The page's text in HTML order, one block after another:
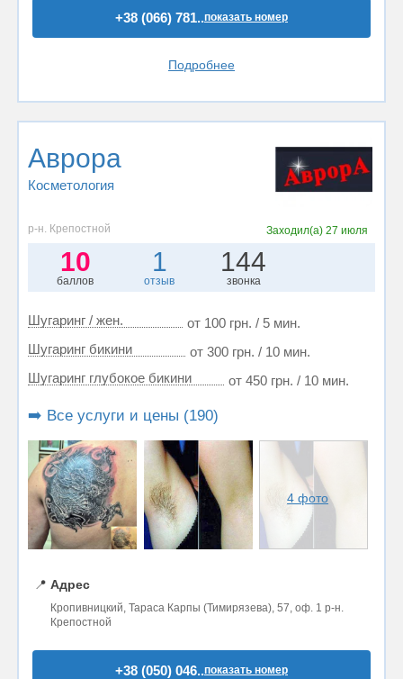
+38 (066) 781..показать номер
Подробнее
Аврора
Косметология
р-н. Крепостной Заходил(а)27 июля
10
баллов
1
отзыв
144
звонка
Шугаринг / жен.
от 100 грн. / 5 мин.
Шугаринг бикини
от 300 грн. / 10 мин.
Шугаринг глубокое бикини
от 450 грн. / 10 мин.
➡️ Все услуги и цены (190)
4 фото
📍 Адрес
Кропивницкий, Тараса Карпы (Тимирязева), 57, оф. 1 р-н.
Крепостной
+38 (050) 046..показать номер